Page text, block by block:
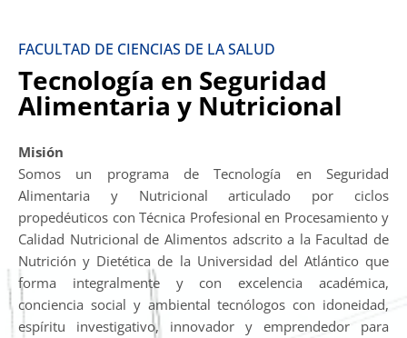
FACULTAD DE CIENCIAS DE LA SALUD
Tecnología en Seguridad
Alimentaria y Nutricional
Misión
Somos un programa de Tecnología en Seguridad
Alimentaria y Nutricional articulado por ciclos
propedéuticos con Técnica Profesional en Procesamiento y
Calidad Nutricional de Alimentos adscrito a la Facultad de
Nutrición y Dietética de la Universidad del Atlántico que
forma integralmente y con excelencia académica,
conciencia social y ambiental tecnólogos con idoneidad,
espíritu investigativo, innovador y emprendedor para